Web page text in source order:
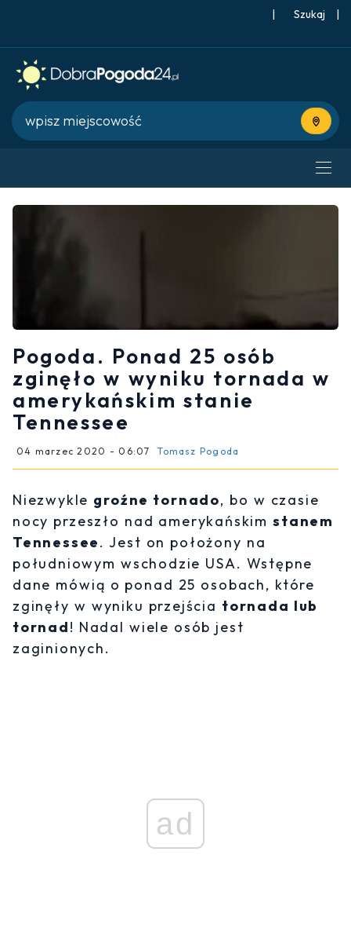
| |
Użyj
Pogoda. Ponad 25 osób
zginęło w wyniku tornada w
amerykańskim stanie
Tennessee
04 marzec 2020 - 06:07 Tomasz Pogoda
Niezwykle groźne tornado, bo w czasie
nocy przeszło nad amerykańskimstanem
Tennessee. Jest on położony na
południowym wschodzie USA. Wstępne
dane mówią o ponad 25 osobach, które
zginęły w wyniku przejścia tornada lub
tornad! Nadal wiele osób jest
zaginionych.
ad